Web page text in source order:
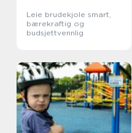
Leie brudekjole smart,
bærekraftig og
budsjettvennlig